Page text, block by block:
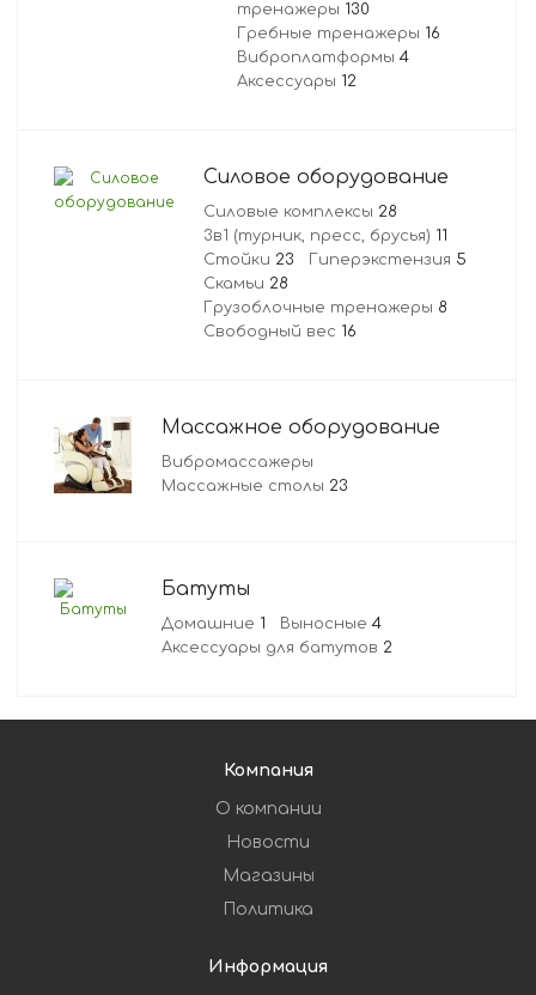
тренажеры 130
Гребные тренажеры 16
Виброплатформы 4
Аксессуары 12
Силовое оборудование
Силовые комплексы 28
3в1 (турник, пресс, брусья) 11
Стойки 23 Гиперэкстензия 5
Скамьи 28
Грузоблочные тренажеры 8
Свободный вес 16
Массажное оборудование
Вибромассажеры
Массажные столы 23
Батуты
Домашние 1 Выносные 4
Аксессуары для батутов 2
Компания
О компании
Новости
Магазины
Политика
Информация